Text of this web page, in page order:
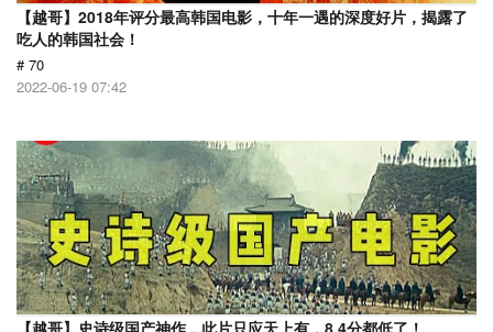
【越哥】2018年评分最高韩国电影，十年一遇的深度好片，揭露了
吃人的韩国社会！
# 70
2022-06-19 07:42
【越哥】史诗级国产神作，此片只应天上有，8.4分都低了！